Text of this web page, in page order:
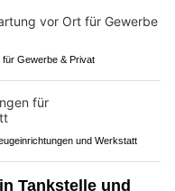
Gewerbe & Privat
und Werkstatt
Tankstelle und